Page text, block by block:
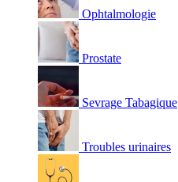
Ophtalmologie
Prostate
Sevrage Tabagique
Troubles urinaires